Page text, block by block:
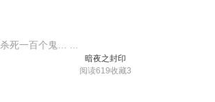
死一百个鬼… ...
暗夜之封印
阅读619收藏3